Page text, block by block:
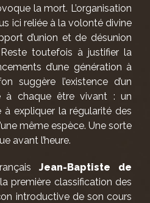
la mort. L’organisation
ici reliée à la volonté divine
d’union et de désunion
toutefois à justifier la
d’une génération à
suggère l’existence d’un
à chaque être vivant : un
expliquer la régularité des
même espèce. Une sorte
avant l’heure.
Jean-Baptiste de
première classification des
introductive de son cours